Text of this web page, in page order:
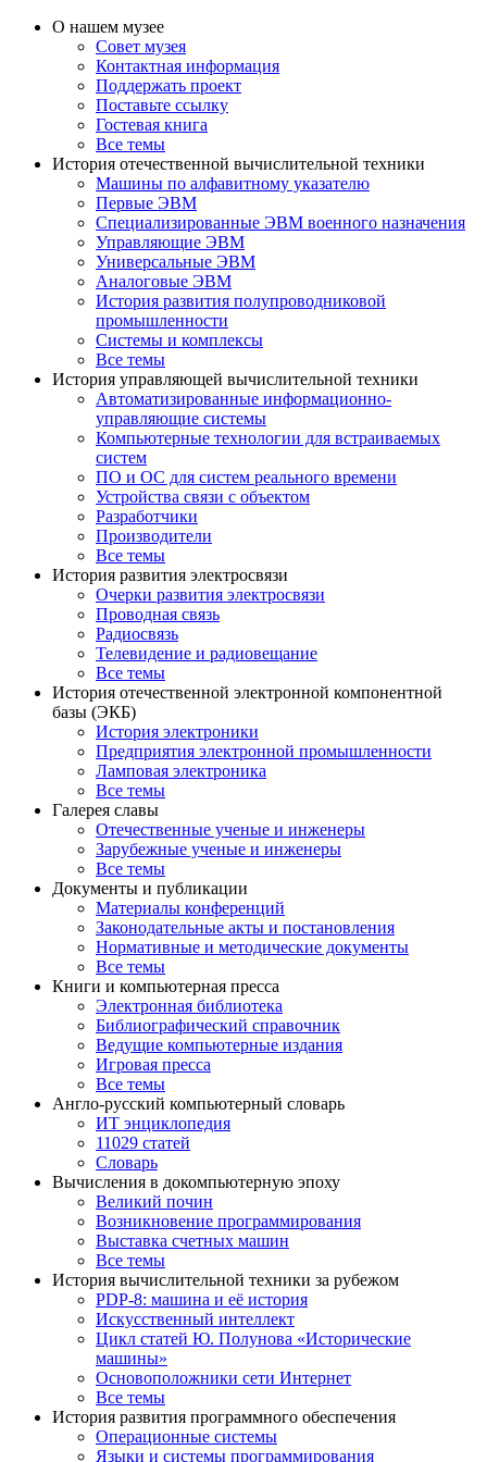
О нашем музее
Совет музея
Контактная информация
Поддержать проект
Поставьте ссылку
Гостевая книга
Все темы
История отечественной вычислительной техники
Машины по алфавитному указателю
Первые ЭВМ
Специализированные ЭВМ военного назначения
Управляющие ЭВМ
Универсальные ЭВМ
Аналоговые ЭВМ
История развития полупроводниковой
промышленности
Системы и комплексы
Все темы
История управляющей вычислительной техники
Автоматизированные информационно-
управляющие системы
Компьютерные технологии для встраиваемых
систем
ПО и ОС для систем реального времени
Устройства связи с объектом
Разработчики
Производители
Все темы
История развития электросвязи
Очерки развития электросвязи
Проводная связь
Радиосвязь
Телевидение и радиовещание
Все темы
История отечественной электронной компонентной
базы (ЭКБ)
История электроники
Предприятия электронной промышленности
Ламповая электроника
Все темы
Галерея славы
Отечественные ученые и инженеры
Зарубежные ученые и инженеры
Все темы
Документы и публикации
Материалы конференций
Законодательные акты и постановления
Нормативные и методические документы
Все темы
Книги и компьютерная пресса
Электронная библиотека
Библиографический справочник
Ведущие компьютерные издания
Игровая пресса
Все темы
Англо-русский компьютерный словарь
ИТ энциклопедия
11029 статей
Словарь
Вычисления в докомпьютерную эпоху
Великий почин
Возникновение программирования
Выставка счетных машин
Все темы
История вычислительной техники за рубежом
PDP-8: машина и её история
Искусственный интеллект
Цикл статей Ю. Полунова «Исторические
машины»
Основоположники сети Интернет
Все темы
История развития программного обеспечения
Операционные системы
Языки и системы программирования